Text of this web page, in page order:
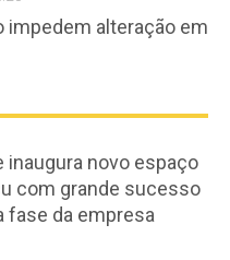
impedem alteração em
inaugura novo espaço
com grande sucesso
fase da empresa